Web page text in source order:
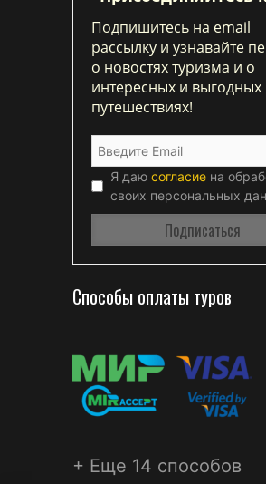
Подпишитесь на email
рассылку и узнавайте
о новостях туризма и о
интересных и выгодных
путешествиях!
Я даю согласие на
своих персональных
Способы оплаты туров
+ Еще 14 способов